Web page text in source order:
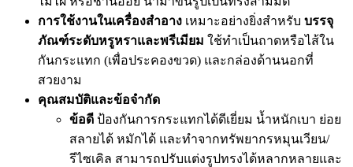
การใช้งานในเครื่องสำอาง เหมาะอย่างยิ่งสำหรับ บรรจุ
ภัณฑ์ระดับหรูหราและพรีเมียม ใช้ทำเป็นถาดหรือไส้ใน
กันกระแทก (เพื่อประคองขวด) และกล่องด้านนอกที่
สวยงาม
คุณสมบัติและข้อจำกัด
ข้อดี ป้องกันการกระแทกได้ดีเยี่ยม น้ำหนักเบา ย่อย
สลายได้ หมักได้ และทำจากทรัพยากรหมุนเวียน/
รีไซเคิล สามารถปรับแต่งรูปทรงได้หลากหลายและ